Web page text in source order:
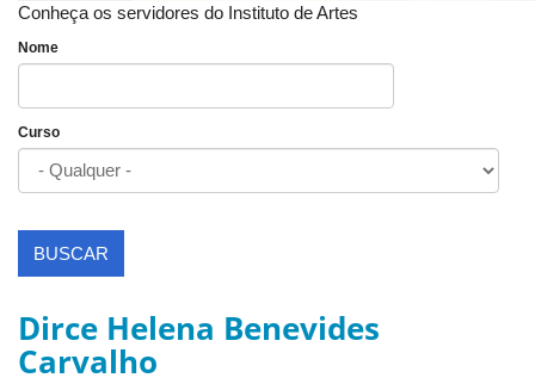
Conheça os servidores do Instituto de Artes
Nome
Curso
BUSCAR
Dirce Helena Benevides
Carvalho